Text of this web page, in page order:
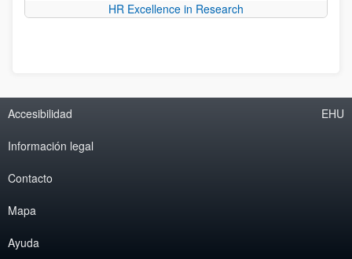
HR Excellence in Research
Accesibilidad
Información legal
Contacto
Mapa
Ayuda
EHU